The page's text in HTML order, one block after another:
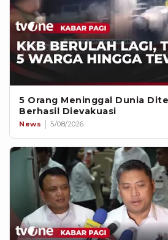
5 Orang Meninggal Dunia
Berhasil Dievakuasi
News 5/08/2026